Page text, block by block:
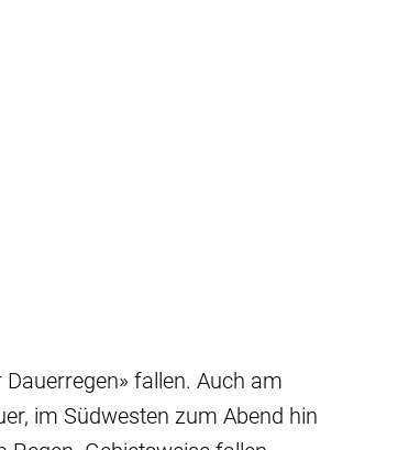
fallen. Auch am
im Südwesten zum Abend hin